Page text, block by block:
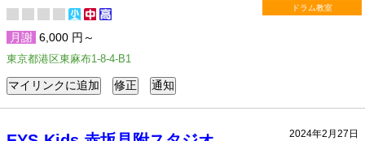
ドラム教室
月謝 6,000 円～
東京都港区東麻布1-8-4-B1
2024年2月27日